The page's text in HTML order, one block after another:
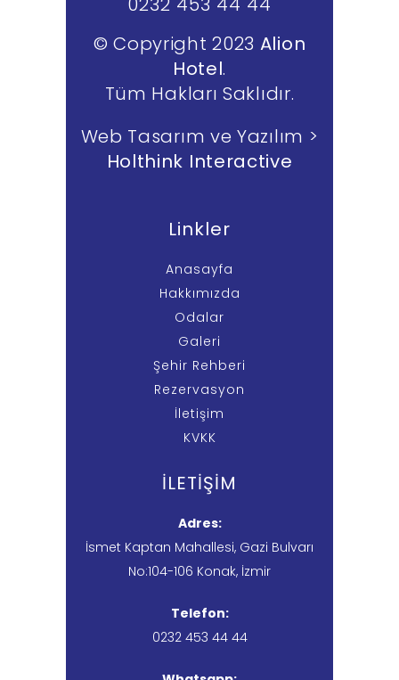
© Copyright 2023 Alion
Hotel.
Tüm Hakları Saklıdır.
Web Tasarım ve Yazılım >
Holthink Interactive
Linkler
Anasayfa
Hakkımızda
Odalar
Galeri
Şehir Rehberi
Rezervasyon
İletişim
KVKK
İLETİŞİM
Adres:
İsmet Kaptan Mahallesi, Gazi Bulvarı
No:104-106 Konak, İzmir
Telefon:
0232 453 44 44